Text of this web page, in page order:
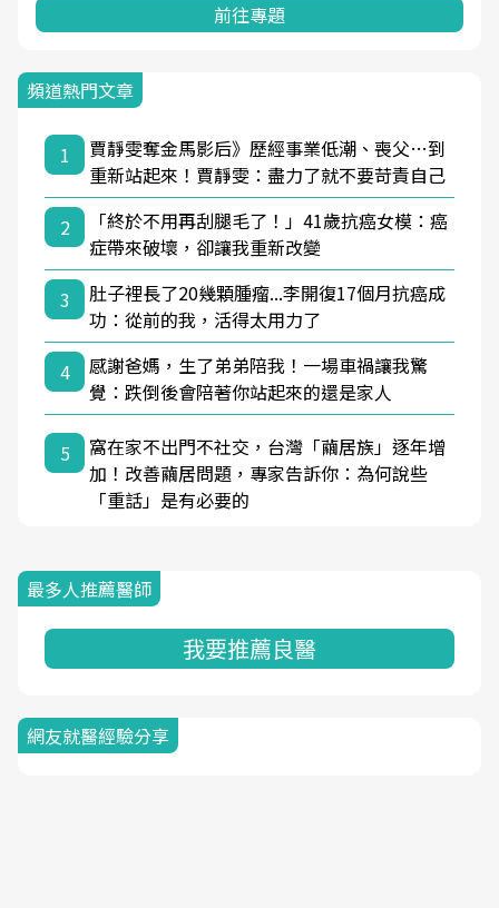
前往專題
頻道熱門文章
1
賈靜雯奪金馬影后》歷經事業低潮、喪父…到
重新站起來！賈靜雯：盡力了就不要苛責自己
2
「終於不用再刮腿毛了！」41歲抗癌女模：癌
症帶來破壞，卻讓我重新改變
3
肚子裡長了20幾顆腫瘤...李開復17個月抗癌成
功：從前的我，活得太用力了
4
感謝爸媽，生了弟弟陪我！一場車禍讓我驚
覺：跌倒後會陪著你站起來的還是家人
5
窩在家不出門不社交，台灣「繭居族」逐年增
加！改善繭居問題，專家告訴你：為何說些
「重話」是有必要的
最多人推薦醫師
我要推薦良醫
網友就醫經驗分享